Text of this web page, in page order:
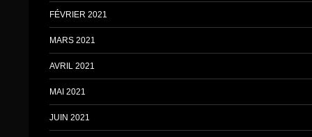
FÉVRIER 2021
MARS 2021
AVRIL 2021
MAI 2021
JUIN 2021